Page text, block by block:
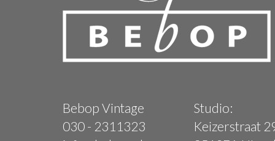
Bebop Vintage
030 - 2311323
Studio:
Keizerstraat